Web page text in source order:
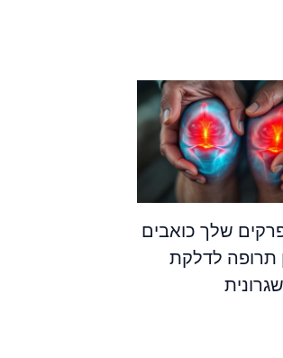
שלך כואבים
תרופה לדלקת